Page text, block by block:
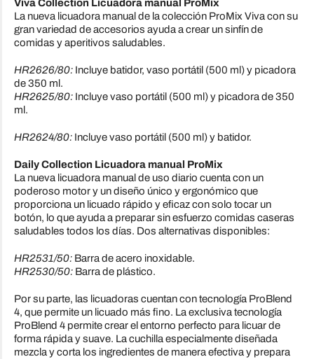
Viva Collection Licuadora manual ProMix
La nueva licuadora manual de la colección ProMix Viva con su
gran variedad de accesorios ayuda a crear un sinfín de
comidas y aperitivos saludables.
HR2626/80:Incluye batidor, vaso portátil (500 ml) y picadora
de 350 ml.
HR2625/80:Incluye vaso portátil (500 ml) y picadora de 350
ml.
HR2624/80:Incluye vaso portátil (500 ml) y batidor.
Daily Collection Licuadora manual ProMix
La nueva licuadora manual de uso diario cuenta con un
poderoso motor y un diseño único y ergonómico que
proporciona un licuado rápido y eficaz con solo tocar un
botón, lo que ayuda a preparar sin esfuerzo comidas caseras
saludables todos los días. Dos alternativas disponibles:
HR2531/50:Barra de acero inoxidable.
HR2530/50:Barra de plástico.
Por su parte, las licuadoras cuentan con tecnología ProBlend
4, que permite un licuado más fino. La exclusiva tecnología
ProBlend 4 permite crear el entorno perfecto para licuar de
forma rápida y suave. La cuchilla especialmente diseñada
mezcla y corta los ingredientes de manera efectiva y prepara